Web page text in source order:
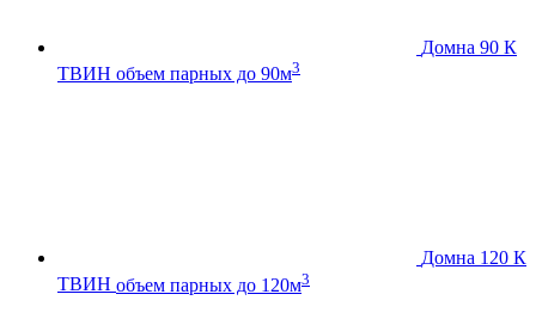
Домна 90 К
ТВИН объем парных до 90м3
Домна 120 К
ТВИН объем парных до 120м3